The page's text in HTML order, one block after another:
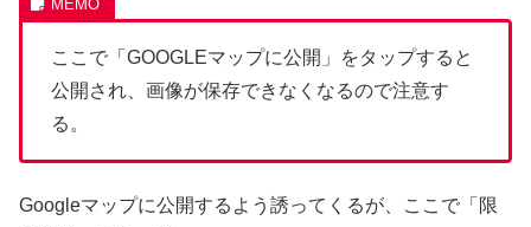
ここで「GOOGLEマップに公開」をタップすると
公開され、画像が保存できなくなるので注意す
る。
Googleマップに公開するよう誘ってくるが、ここで「限